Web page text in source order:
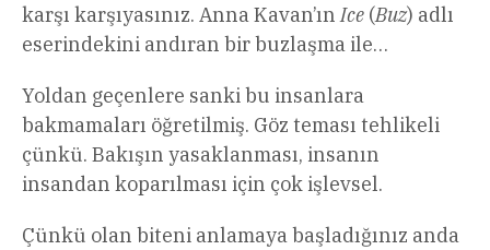
karşı karşıyasınız. Anna Kavan’ınIce (Buz) adlı
eserindekini andıran bir buzlaşma ile…
Yoldan geçenlere sanki bu insanlara
bakmamaları öğretilmiş. Göz teması tehlikeli
çünkü. Bakışın yasaklanması, insanın
insandan koparılması için çok işlevsel.
Çünkü olan biteni anlamaya başladığınız anda